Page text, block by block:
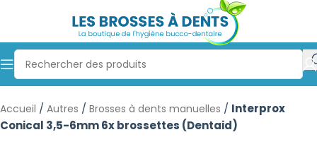
Accueil / Autres / Brosses à dents manuelles / Interprox
Conical 3,5-6mm 6x brossettes (Dentaid)